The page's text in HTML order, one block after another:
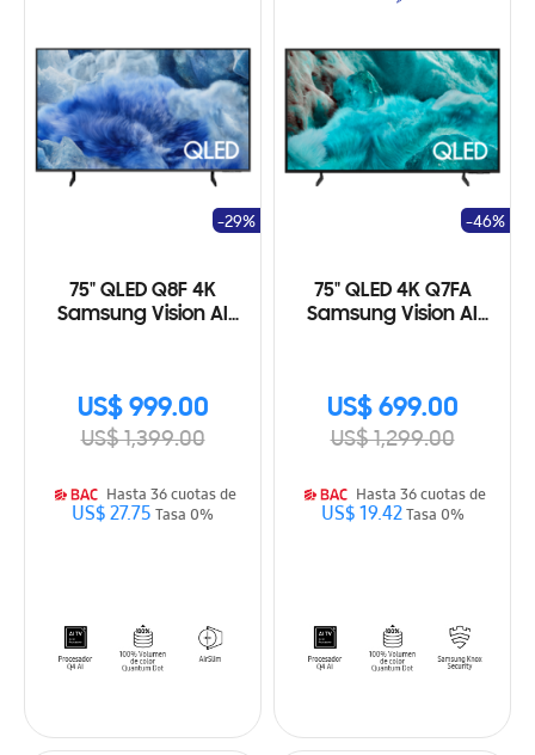
75" QLED Q8F 4K
Samsung Vision AI
US$ 999.00
US$ 1,399.00
-29%
Hasta 36 cuotas de
US$ 27.75Tasa 0%
75" QLED 4K Q7FA
Samsung Vision AI
US$ 699.00
US$ 1,299.00
-46%
Hasta 36 cuotas de
US$ 19.42Tasa 0%